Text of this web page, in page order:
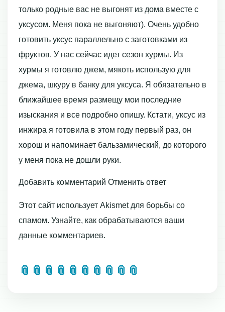
только родные вас не выгонят из дома вместе с
уксусом. Меня пока не выгоняют). Очень удобно
готовить уксус параллельно с заготовками из
фруктов. У нас сейчас идет сезон хурмы. Из
хурмы я готовлю джем, мякоть использую для
джема, шкуру в банку для уксуса. Я обязательно в
ближайшее время размещу мои последние
изыскания и все подробно опишу. Кстати, уксус из
инжира я готовила в этом году первый раз, он
хорош и напоминает бальзамический, до которого
у меня пока не дошли руки.
Добавить комментарий Отменить ответ
Этот сайт использует Akismet для борьбы со
спамом. Узнайте, как обрабатываются ваши
данные комментариев.
📎 📎 📎 📎 📎 📎 📎 📎 📎 📎